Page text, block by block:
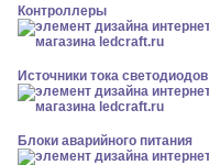
Контроллеры
Источники тока светодиодов
Блоки аварийного питания